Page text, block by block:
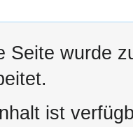
Seite wurde
ist